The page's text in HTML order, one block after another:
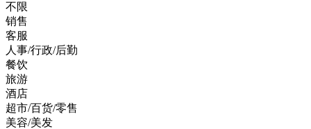
不限
销售
客服
人事/行政/后勤
餐饮
旅游
酒店
超市/百货/零售
美容/美发